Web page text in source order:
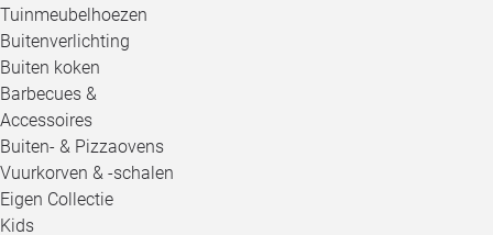
Tuinmeubelhoezen
Buitenverlichting
Buiten koken
Barbecues &
Accessoires
Buiten- & Pizzaovens
Vuurkorven & -schalen
Eigen Collectie
Kids